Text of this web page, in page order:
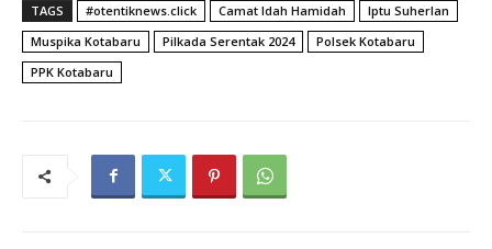
TAGS #otentiknews.click Camat Idah Hamidah
Iptu Suherlan
Muspika Kotabaru
Pilkada Serentak 2024
Polsek Kotabaru
PPK Kotabaru